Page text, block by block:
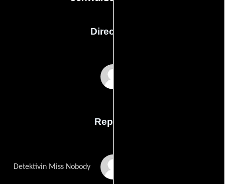
Dirección
Reparto
Detektivin Miss Nobody